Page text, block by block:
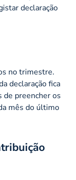
declaração
no trimestre.
declaração fica
de preencher os
mês do último